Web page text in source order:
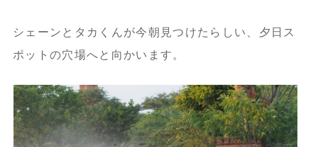
シェーンとタカくんが今朝見つけたらしい、夕日ス
ポットの穴場へと向かいます。